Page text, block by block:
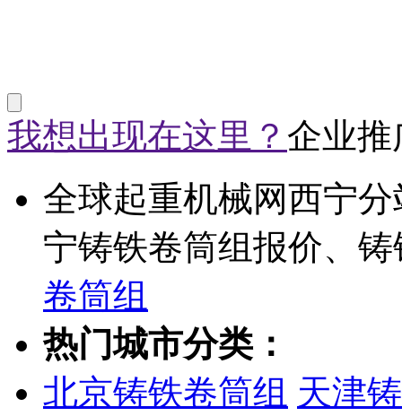
我想出现在这里？ 企业推
全球起重机械网西宁
宁铸铁卷筒组报价、
卷筒组
热门城市分类：
北京铸铁卷筒组 天津